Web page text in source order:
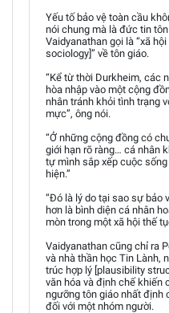
Yếu tố bảo vệ toàn cầu
nói chung mà là đức tin
Vaidyanathan gọi là “xã
sociology]” về tôn giáo.
“Kể từ thời Durkheim, các
hòa nhập vào một cộng
nhân tránh khỏi tình trạng
mực”, ông nói.
“Ở những cộng đồng có
giới hạn rõ ràng… cá nhân
tự mình sắp xếp cuộc
hiện.”
“Đó là lý do tại sao sự bảo
hơn là bình diện cá nhân
mòn trong một xã hội thế
Vaidyanathan cũng chỉ ra
và nhà thần học Tin Lành,
trúc hợp lý [plausibility
văn hóa và định chế khiến
ngưỡng tôn giáo nhất định
đối với một nhóm người.